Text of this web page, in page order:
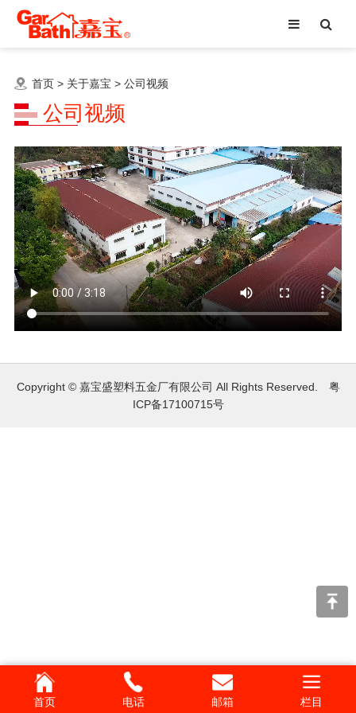
首页> 关于嘉宝 > 公司视频
公司视频
Copyright © 嘉宝盛塑料五金厂有限公司 All Rights Reserved. 粤
ICP备17100715号
首页 电话 邮箱 栏目